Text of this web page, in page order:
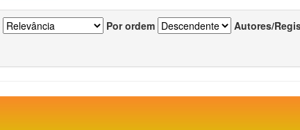
Por ordem Autores/